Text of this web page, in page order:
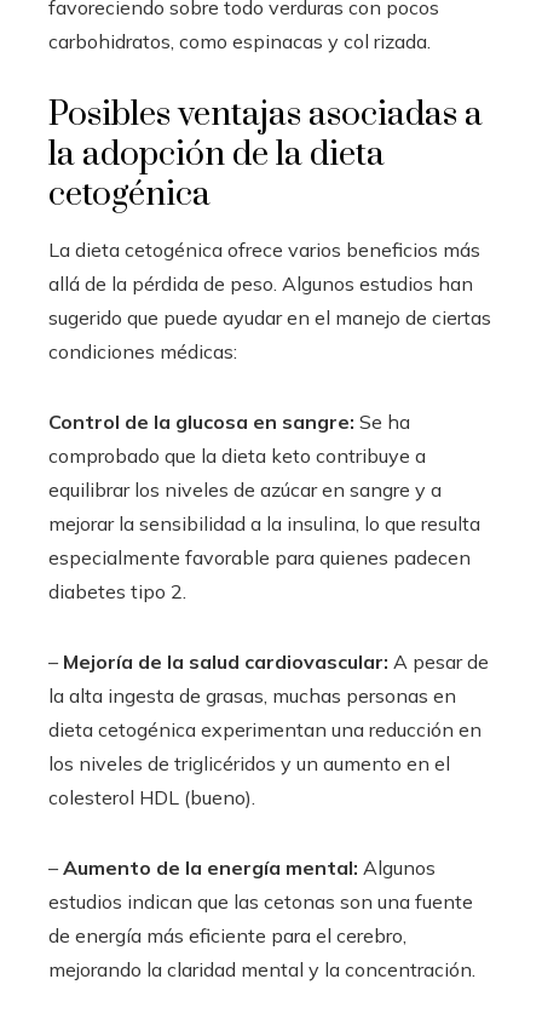
favoreciendo sobre todo verduras con pocos
carbohidratos, como espinacas y col rizada.
Posibles ventajas asociadas a
la adopción de la dieta
cetogénica
La dieta cetogénica ofrece varios beneficios más
allá de la pérdida de peso. Algunos estudios han
sugerido que puede ayudar en el manejo de ciertas
condiciones médicas:
Control de la glucosa en sangre: Se ha
comprobado que la dieta keto contribuye a
equilibrar los niveles de azúcar en sangre y a
mejorar la sensibilidad a la insulina, lo que resulta
especialmente favorable para quienes padecen
diabetes tipo 2.
– Mejoría de la salud cardiovascular: A pesar de
la alta ingesta de grasas, muchas personas en
dieta cetogénica experimentan una reducción en
los niveles de triglicéridos y un aumento en el
colesterol HDL (bueno).
– Aumento de la energía mental: Algunos
estudios indican que las cetonas son una fuente
de energía más eficiente para el cerebro,
mejorando la claridad mental y la concentración.